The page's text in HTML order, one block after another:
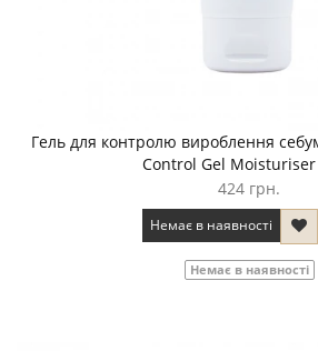
Гель для контролю вироблення
Control Gel
424 грн.
Немає в наявності
Немає в наявності